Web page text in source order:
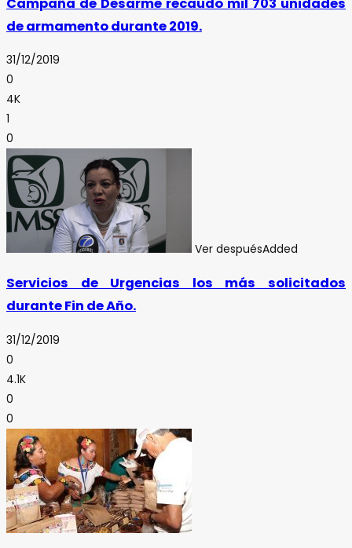
de armamento durante 2019.
31/12/2019
0
4K
1
0
Ver despuésAdded
Servicios de Urgencias los más solicitados
durante Fin de Año.
31/12/2019
0
4.1K
0
0